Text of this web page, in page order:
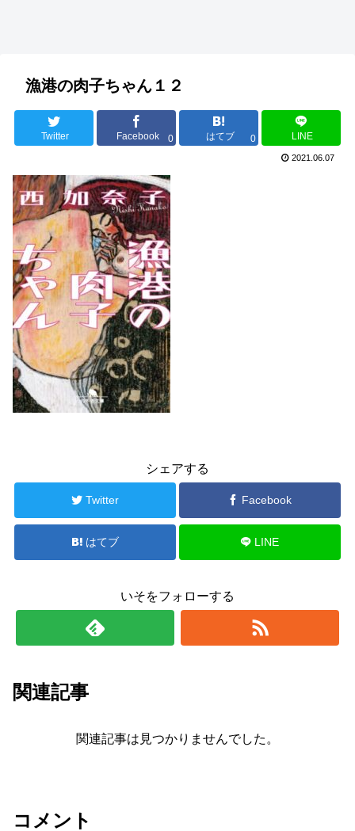
漁港の肉子ちゃん１２
Twitter Facebook 0 はてブ 0 LINE
2021.06.07
シェアする
Twitter Facebook
はてブ LINE
いそをフォローする
関連記事
関連記事は見つかりませんでした。
コメント